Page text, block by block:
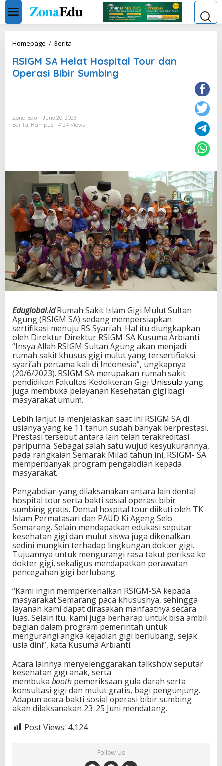
Skip
content
Homepage / Berita
Helat
Hospital
Tour
Sumbing
RSIGM SA Helat Hospital Tour dan
Operasi Bibir Sumbing
Zona Edu
June 20, 2023
Berita, Kampus 4124 Views
Eduglobal.idRumah Sakit Islam Gigi Mulut Sultan
Agung (RSIGM SA) sedang mempersiapkan
sertifikasi menuju RS Syari’ah. Hal itu diungkapkan
oleh Direktur Direktur RSIGM-SA Kusuma Arbianti.
“Insya Allah RSIGM Sultan Agung akan menjadi
rumah sakit khusus gigi mulut yang tersertifiaksi
syari’ah pertama kali di Indonesia”, ungkapnya
(20/6/2023). RSIGM SA merupakan rumah sakit
pendidikan Fakultas Kedokteran Gigi Unissula yang
juga membuka pelayanan Kesehatan gigi bagi
masyarakat umum.
Lebih lanjut ia menjelaskan saat ini RSIGM SA di
usianya yang ke 11 tahun sudah banyak berprestasi.
Prestasi tersebut antara lain telah terakreditasi
paripurna. Sebagai salah satu wujud kesyukurannya,
pada rangkaian Semarak Milad tahun ini, RSIGM- SA
memperbanyak program pengabdian kepada
masyarakat.
Pengabdian yang dilaksanakan antara lain dental
hospital tour serta bakti sosial operasi bibir
sumbing gratis. Dental hospital tour diikuti oleh TK
Islam Permatasari dan PAUD Ki Ageng Selo
Semarang. Selain mendapatkan edukasi seputar
kesehatan gigi dan mulut siswa juga dikenalkan
sedini mungkin terhadap lingkungan dokter gigi.
Tujuannya untuk mengurangi rasa takut periksa ke
dokter gigi, sekaligus mendapatkan perawatan
pencegahan gigi berlubang.
“Kami ingin memperkenalkan RSIGM-SA kepada
masyarakat Semarang pada khususnya, sehingga
layanan kami dapat dirasakan manfaatnya secara
luas. Selain itu, kami juga berharap untuk bisa ambil
bagian dalam program pemerintah untuk
mengurangi angka kejadian gigi berlubang, sejak
usia dini”, kata Kusuma Arbianti.
Acara lainnya menyelenggarakan talkshow seputar
kesehatan gigi anak, serta
membuka booth pemeriksaan gula darah serta
konsultasi gigi dan mulut gratis, bagi pengunjung.
Adapun acara bakti sosial operasi bibir sumbing
akan dilaksanakan 23-25 Juni mendatang.
Post Views: 4,124
Follow Us